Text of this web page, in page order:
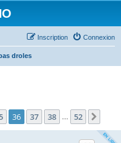
Connexion
Inscription
droles
36 37 38 52